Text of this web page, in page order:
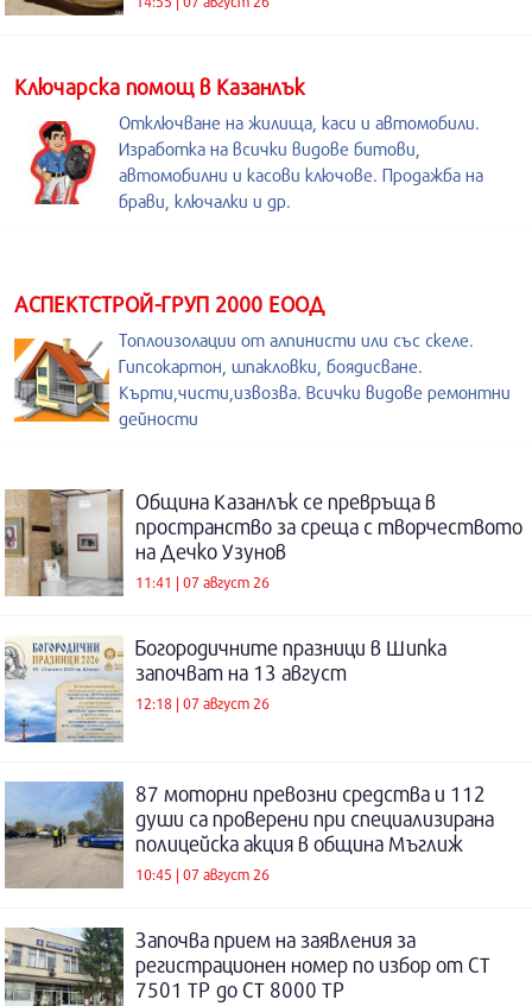
Kлючарска помощ в Казанлък
Отключване на жилища, каси и автомобили.
Изработка на всички видове битови,
автомобилни и касови ключове. Продажба на
брави, ключалки и др.
АСПЕКТСТРОЙ-ГРУП 2000 ЕООД
Топлоизолации от алпинисти или със скеле.
Гипсокартон, шпакловки, боядисване.
Кърти,чисти,извозва. Всички видове ремонтни
дейности
Община Казанлък се превръща в
пространство за среща с творчеството
на Дечко Узунов
11:41 | 07 август 26
Богородичните празници в Шипка
започват на 13 август
12:18 | 07 август 26
87 моторни превозни средства и 112
души са проверени при специализирана
полицейска акция в община Мъглиж
10:45 | 07 август 26
Започва прием на заявления за
регистрационен номер по избор от СТ
7501 ТР до СТ 8000 ТР